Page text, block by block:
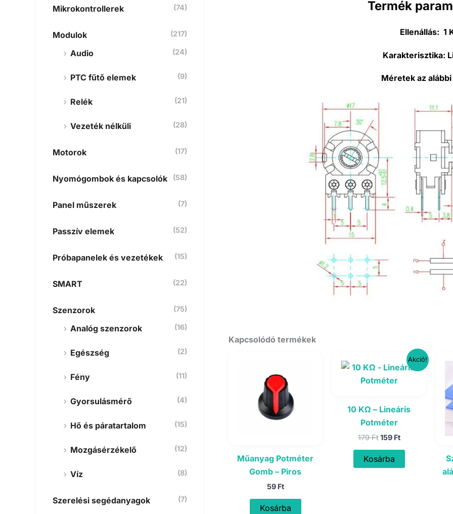
Mikrokontrollerek (74)
Modulok (217)
Audio (24)
PTC fűtő elemek (9)
Relék (21)
Vezeték nélküli (28)
Motorok (17)
Nyomógombok és kapcsolók (58)
Panel műszerek (7)
Passzív elemek (52)
Próbapanelek és vezetékek (15)
SMART (22)
Szenzorok (75)
Analóg szenzorok (16)
Egészség (2)
Fény (11)
Gyorsulásmérő (4)
Hő és páratartalom (15)
Mozgásérzékelő (12)
Víz (8)
Szerelési segédanyagok (7)
Termék
Ellenállás: 1
Karakterisztika:
Méretek az
Kapcsolódó termékek
Műanyag Potméter
Gomb – Piros
59 Ft
Kosárba
Akció!
10 KΩ – Lineáris
Potméter
179Ft Original
was:
179 Ft.
159 FtCurrent
Kosárba